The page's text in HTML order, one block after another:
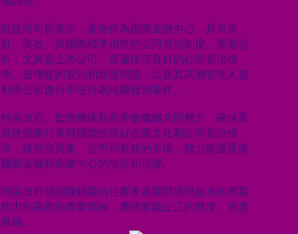
財政司司長表示，香港作為國際金融中心，具有良
好、高效、與國際標準相符的公司管治制度。香港公
司，尤其是上市公司，普遍恪守良好的公司管治標
準。壹傳媒的管治和財政問題，以及其高層管理人員
利用公司進行不法行為純屬個別事件。
特區政府、監管機構和商界會繼續共同努力，確保香
港持續奉行享譽國際的良好企業文化和公司管治標
準，維持高質素、公平和有效的市場，致力維護香港
國際金融和商業中心的地位和信譽。
特區政府感謝陳錦榮出任審查員期間展現超卓的專業
能力和高度的專業精神，秉持客觀公正的態度，克盡
厥職。